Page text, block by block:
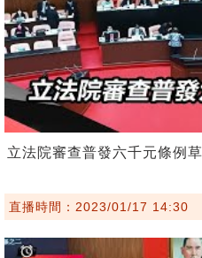
立法院審查普發六千元條例
直播時間：2023/01/17 14:30